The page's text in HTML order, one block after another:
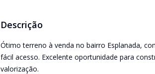
Descrição
Ótimo terreno à venda no bairro Esplanada,
fácil acesso. Excelente oportunidade para
valorização.